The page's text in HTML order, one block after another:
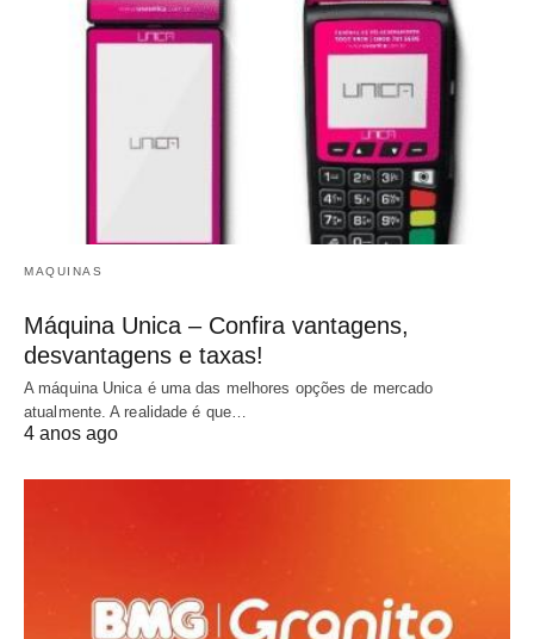
MAQUINAS
Máquina Unica – Confira vantagens,
desvantagens e taxas!
A máquina Unica é uma das melhores opções de mercado
atualmente. A realidade é que…
4 anos ago